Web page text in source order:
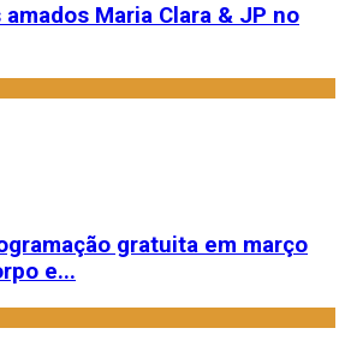
Maria Clara & JP no
gratuita em março
e...